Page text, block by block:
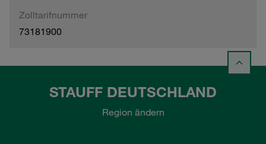
Zolltarifnummer
73181900
STAUFF DEUTSCHLAND
Region ändern